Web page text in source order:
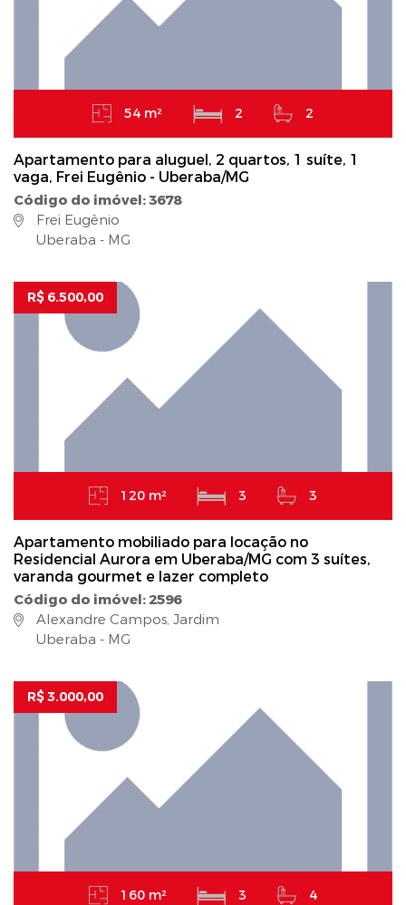
54 m² 2 2
Apartamento para aluguel, 2 quartos, 1 suíte, 1
vaga, Frei Eugênio - Uberaba/MG
Código do imóvel: 3678
Frei Eugênio
Uberaba - MG
R$ 6.500,00
120 m² 3 3
Apartamento mobiliado para locação no
Residencial Aurora em Uberaba/MG com 3 suítes,
varanda gourmet e lazer completo
Código do imóvel: 2596
Alexandre Campos, Jardim
Uberaba - MG
R$ 3.000,00
160 m² 3 4